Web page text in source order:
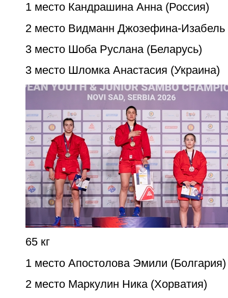
1 место Кандрашина Анна (Россия)
2 место Видманн Джозефина-Изабель
3 место Шоба Руслана (Беларусь)
3 место Шломка Анастасия (Украина)
65 кг
1 место Апостолова Эмили (Болгария)
2 место Маркулин Ника (Хорватия)